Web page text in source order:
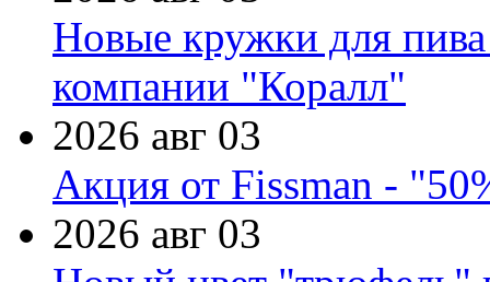
Новые кружки для
компании "Коралл"
2026 авг 03
Акция от Fissman -
2026 авг 03